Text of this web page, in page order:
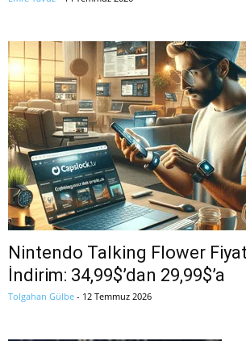
Nintendo Talking Flower
İndirim: 34,99$’dan 29,99$’a
Tolgahan Gülbe - 12 Temmuz 2026